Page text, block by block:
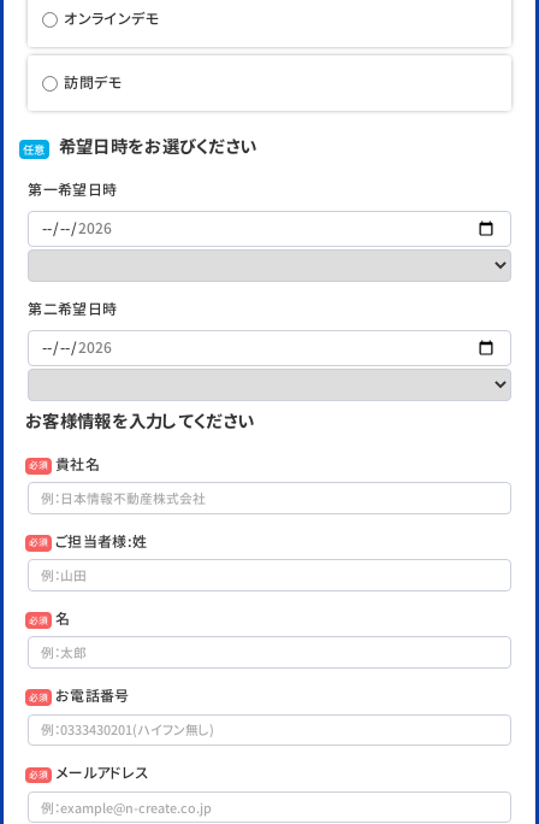
オンラインデモ
訪問デモ
任意 希望日時をお選びください
第一希望日時
第二希望日時
お客様情報を入力してください
必須 貴社名
必須 ご担当者様:姓
必須 名
必須 お電話番号
必須 メールアドレス